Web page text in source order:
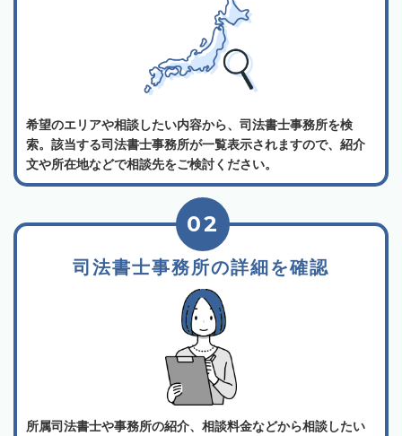
希望のエリアや相談したい内容から、司法書士事務所を検
索。該当する司法書士事務所が一覧表示されますので、紹介
文や所在地などで相談先をご検討ください。
司法書士事務所の詳細を確認
02
所属司法書士や事務所の紹介、相談料金などから相談したい